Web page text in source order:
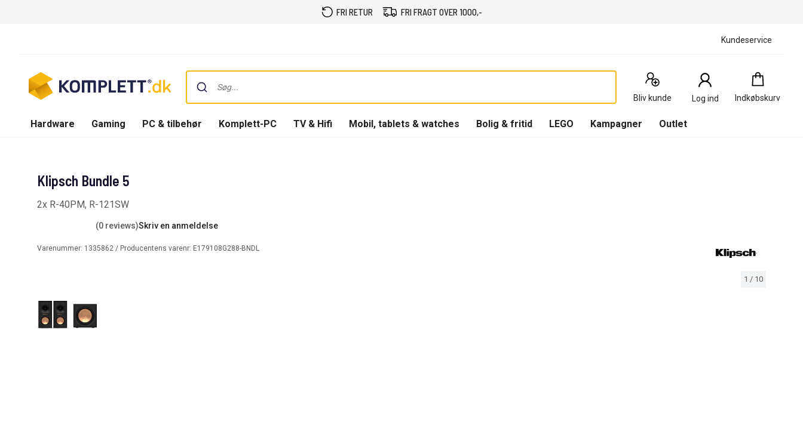
FRI RETUR FRI FRAGT OVER 1000,-
Kundeservice
Bliv kunde Log ind Indkøbskurv
Indkøbskurv
0
Produkter
Hardware Gaming PC & tilbehør Komplett-PC TV & Hifi Mobil, tablets & watches Bolig & fritid LEGO Kampagner Outlet
1 / 10
Klipsch Bundle 5
2x R-40PM, R-121SW
(0 reviews)Skriv en anmeldelse
Varenummer: 1335862 / Producentens varenr: E179108G288-BNDL